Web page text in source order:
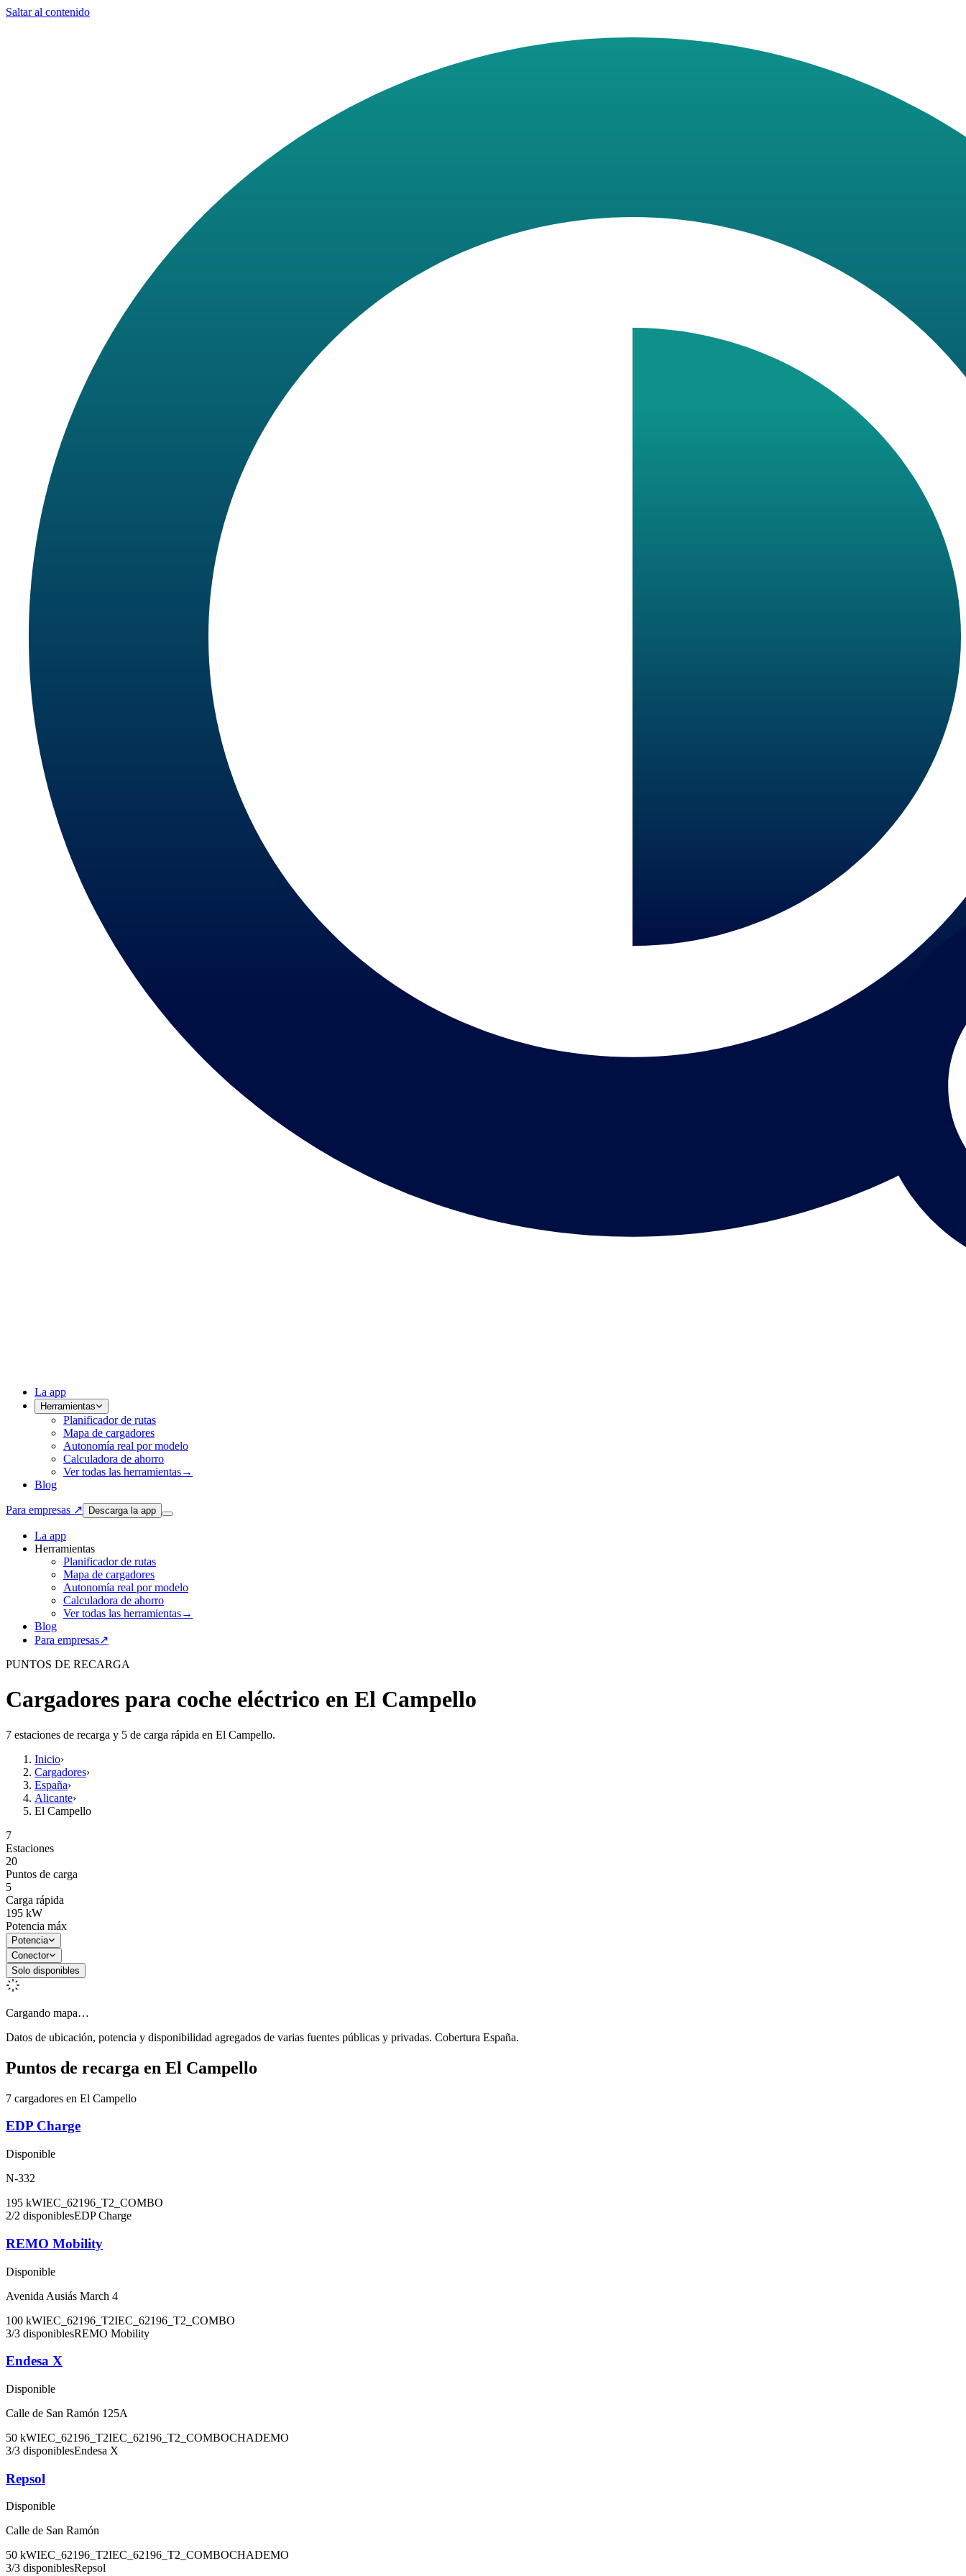
Saltar al contenido
La app
Herramientas
Planificador de rutas
Mapa de cargadores
Autonomía real por modelo
Calculadora de ahorro
Ver todas las herramientas→
Blog
Para empresas ↗ Descarga la app
La app
Herramientas
Planificador de rutas
Mapa de cargadores
Autonomía real por modelo
Calculadora de ahorro
Ver todas las herramientas→
Blog
Para empresas↗
PUNTOS DE RECARGA
Cargadores para coche eléctrico en El Campello
7 estaciones de recarga y 5 de carga rápida en El Campello.
Inicio›
Cargadores›
España›
Alicante›
El Campello
7
Estaciones
20
Puntos de carga
5
Carga rápida
195 kW
Potencia máx
Potencia
Conector
Solo disponibles
Cargando mapa…
Datos de ubicación, potencia y disponibilidad agregados de varias fuentes públicas y privadas. Cobertura España.
Puntos de recarga en El Campello
7 cargadores en El Campello
EDP Charge
Disponible
N-332
195 kWIEC_62196_T2_COMBO
2/2 disponiblesEDP Charge
REMO Mobility
Disponible
Avenida Ausiás March 4
100 kWIEC_62196_T2IEC_62196_T2_COMBO
3/3 disponiblesREMO Mobility
Endesa X
Disponible
Calle de San Ramón 125A
50 kWIEC_62196_T2IEC_62196_T2_COMBOCHADEMO
3/3 disponiblesEndesa X
Repsol
Disponible
Calle de San Ramón
50 kWIEC_62196_T2IEC_62196_T2_COMBOCHADEMO
3/3 disponiblesRepsol